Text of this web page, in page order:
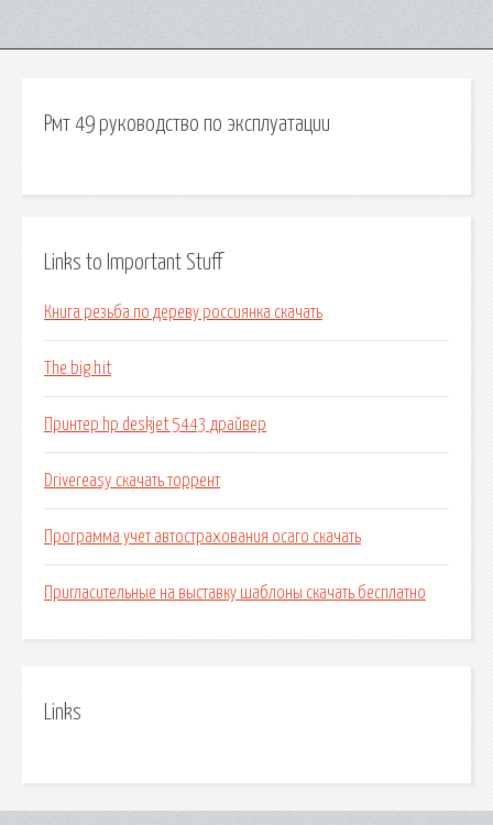
Рмт 49 руководство по эксплуатации
Links to Important Stuff
Книга резьба по дереву россиянка скачать
The big hit
Принтер hp deskjet 5443 драйвер
Drivereasy скачать торрент
Программа учет автострахования осаго скачать
Пригласительные на выставку шаблоны скачать бесплатно
Links